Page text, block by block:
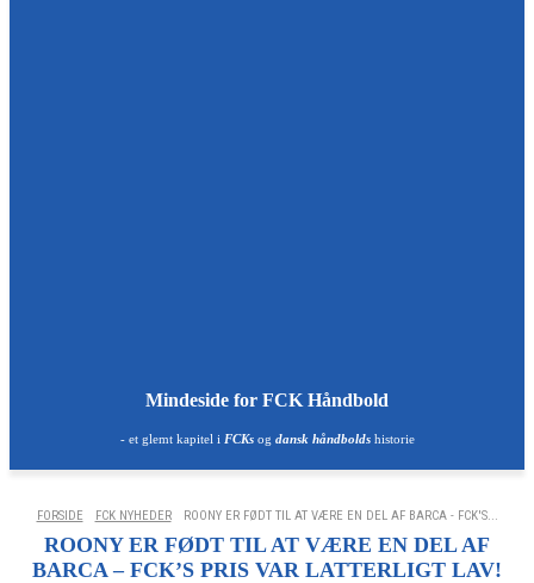
Mindeside for FCK Håndbold
- et glemt kapitel i FCKsog dansk håndboldshistorie
FORSIDE FCK NYHEDER ROONY ER FØDT TIL AT VÆRE EN DEL AF BARCA - FCK'S...
ROONY ER FØDT TIL AT VÆRE EN DEL AF
BARCA – FCK’S PRIS VAR LATTERLIGT LAV!